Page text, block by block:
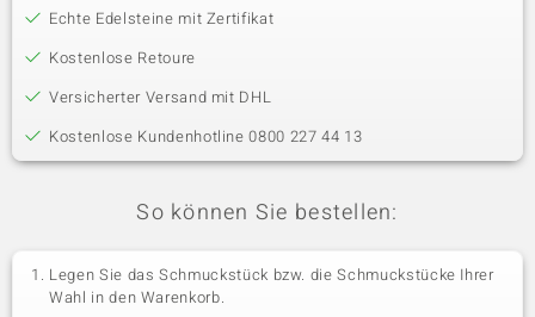
Echte Edelsteine mit Zertifikat
Kostenlose Retoure
Versicherter Versand mit DHL
Kostenlose Kundenhotline 0800 227 44 13
So können Sie bestellen:
Legen Sie das Schmuckstück bzw. die Schmuckstücke Ihrer
Wahl in den Warenkorb.